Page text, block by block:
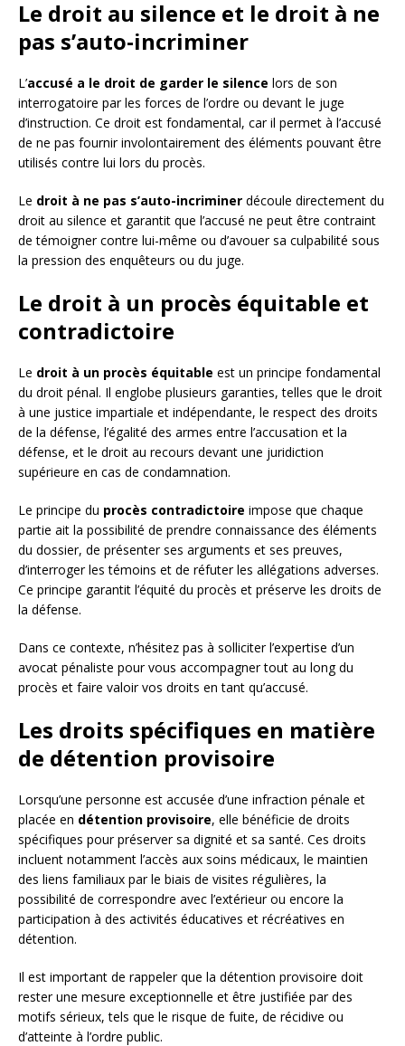
Le droit au silence et le droit à ne
pas s’auto-incriminer
L’accusé a le droit de garder le silence lors de son
interrogatoire par les forces de l’ordre ou devant le juge
d’instruction. Ce droit est fondamental, car il permet à l’accusé
de ne pas fournir involontairement des éléments pouvant être
utilisés contre lui lors du procès.
Le droit à ne pas s’auto-incriminer découle directement du
droit au silence et garantit que l’accusé ne peut être contraint
de témoigner contre lui-même ou d’avouer sa culpabilité sous
la pression des enquêteurs ou du juge.
Le droit à un procès équitable et
contradictoire
Le droit à un procès équitable est un principe fondamental
du droit pénal. Il englobe plusieurs garanties, telles que le droit
à une justice impartiale et indépendante, le respect des droits
de la défense, l’égalité des armes entre l’accusation et la
défense, et le droit au recours devant une juridiction
supérieure en cas de condamnation.
Le principe du procès contradictoire impose que chaque
partie ait la possibilité de prendre connaissance des éléments
du dossier, de présenter ses arguments et ses preuves,
d’interroger les témoins et de réfuter les allégations adverses.
Ce principe garantit l’équité du procès et préserve les droits de
la défense.
Dans ce contexte, n’hésitez pas à solliciter l’expertise d’un
avocat pénaliste pour vous accompagner tout au long du
procès et faire valoir vos droits en tant qu’accusé.
Les droits spécifiques en matière
de détention provisoire
Lorsqu’une personne est accusée d’une infraction pénale et
placée en détention provisoire, elle bénéficie de droits
spécifiques pour préserver sa dignité et sa santé. Ces droits
incluent notamment l’accès aux soins médicaux, le maintien
des liens familiaux par le biais de visites régulières, la
possibilité de correspondre avec l’extérieur ou encore la
participation à des activités éducatives et récréatives en
détention.
Il est important de rappeler que la détention provisoire doit
rester une mesure exceptionnelle et être justifiée par des
motifs sérieux, tels que le risque de fuite, de récidive ou
d’atteinte à l’ordre public.